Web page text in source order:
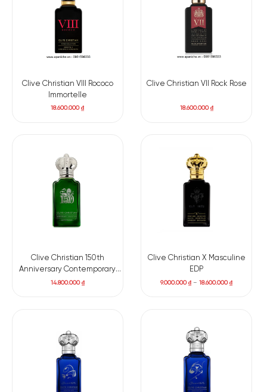
Clive Christian VIII Rococo
Immortelle
18.600.000₫
Clive Christian VII Rock Rose
18.600.000₫
Clive Christian 150th
Anniversary Contemporary
Limited Edition
14.800.000₫
Clive Christian X Masculine
EDP
9.000.000₫ –18.600.000₫